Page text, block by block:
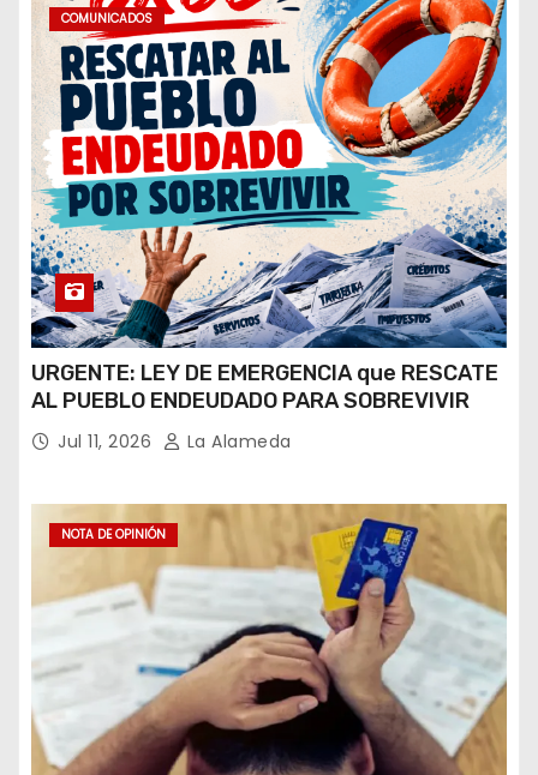
COMUNICADOS
URGENTE: LEY DE EMERGENCIA que RESCATE
AL PUEBLO ENDEUDADO PARA SOBREVIVIR
Jul 11, 2026 La Alameda
NOTA DE OPINIÓN